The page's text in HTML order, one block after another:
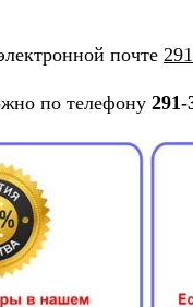
почте
по телефону 291-